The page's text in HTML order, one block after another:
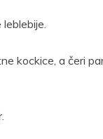
kockice, a čeri